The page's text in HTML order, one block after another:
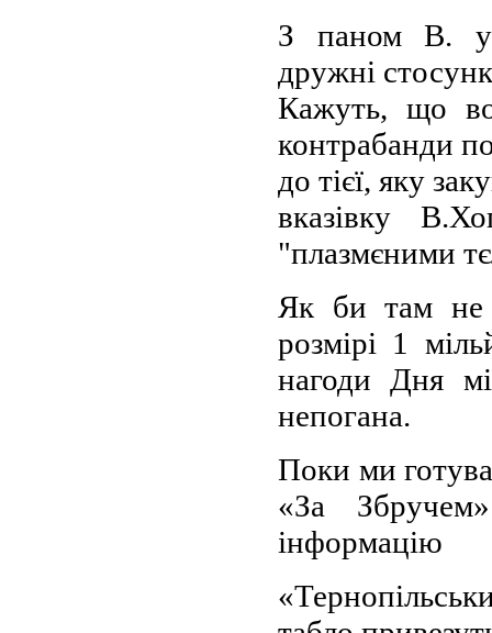
З паном В. у
дружні
Кажуть, що
контрабанди
до тієї, яку
вказівку
"плазмєними
Як би там не
розмірі 1
нагоди Дня
непогана.
Поки ми
«За Збручем»
інформацію